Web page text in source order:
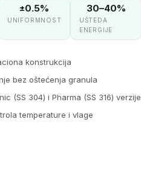
±0.5%
UNIFORMNOST
30–40%
UŠTEDA
ENERGIJE
konstrukcija
bez oštećenja granula
(SS 304) i Pharma (SS 316) verzije
temperature i vlage